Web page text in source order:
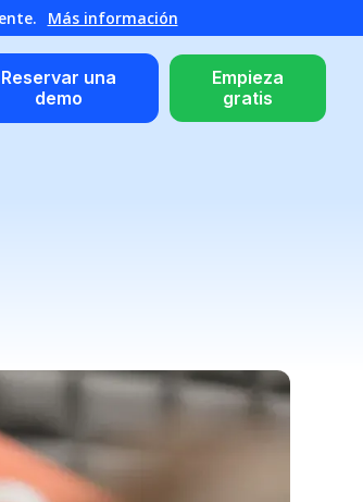
Más información
Reservar una
demo
Empieza
gratis